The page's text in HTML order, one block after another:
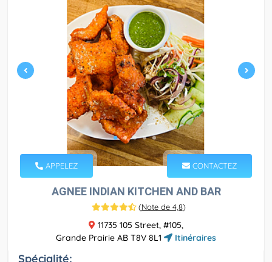
APPELEZ CONTACTEZ
AGNEE INDIAN KITCHEN AND BAR
(Note de 4,8)
11735 105 Street, #105,
Grande Prairie AB T8V 8L1
Itinéraires
Spécialité: